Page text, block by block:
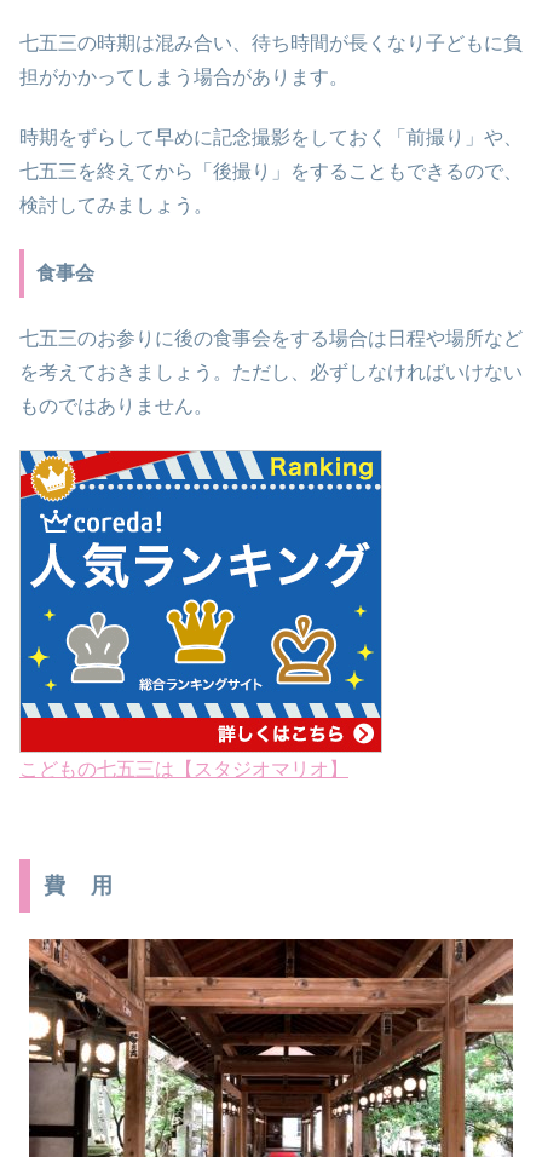
七五三の時期は混み合い、待ち時間が長くなり子どもに負
担がかかってしまう場合があります。
時期をずらして早めに記念撮影をしておく「前撮り」や、
七五三を終えてから「後撮り」をすることもできるので、
検討してみましょう。
食事会
七五三のお参りに後の食事会をする場合は日程や場所など
を考えておきましょう。ただし、必ずしなければいけない
ものではありません。
こどもの七五三は【スタジオマリオ】
費 用